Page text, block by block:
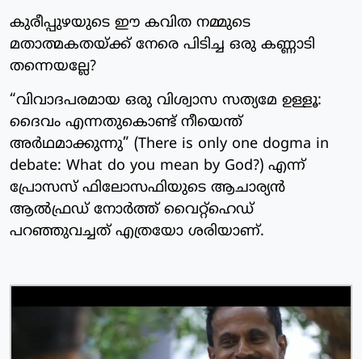
കുരീപ്പുഴയുടെ ഈ കവിത നമ്മുടെ
മതാത്മകതയ്ക്ക് നേരെ പിടിച്ച ഒരു കണ്ണാടി
തന്നെയല്ലേ?
“വിവാദപരമായ ഒരു വിശ്വാസ സത്യമേ ഉള്ളൂ:
ദൈവം എന്നതുകൊണ്ട് നീയെന്ത്
അർഥമാക്കുന്നു” (There is only one dogma in
debate: What do you mean by God?) എന്ന്
പ്രോസസ് ഫിലോസഫിയുടെ ആചാര്യൻ
ആൽഫ്രഡ് നോർത്ത് വൈറ്റ്ഹെഡ്
പറഞ്ഞുവച്ചത് എത്രയോ ശരിയാണ്.